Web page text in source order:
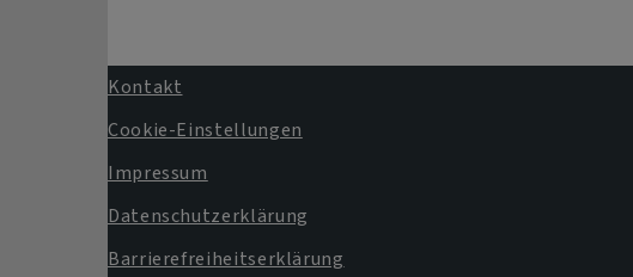
Fußbereichsmenü
Kontakt
Cookie-Einstellungen
Impressum
Datenschutzerklärung
Barrierefreiheitserklärung